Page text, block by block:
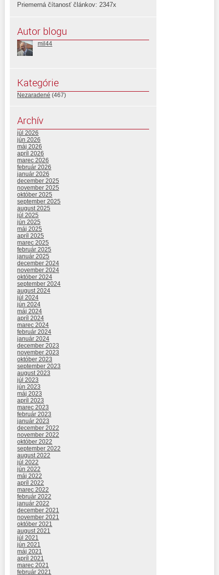
Priemerná čítanosť článkov: 2347x
Autor blogu
mil44
Kategórie
Nezaradené (467)
Archív
júl 2026
jún 2026
máj 2026
apríl 2026
marec 2026
február 2026
január 2026
december 2025
november 2025
október 2025
september 2025
august 2025
júl 2025
jún 2025
máj 2025
apríl 2025
marec 2025
február 2025
január 2025
december 2024
november 2024
október 2024
september 2024
august 2024
júl 2024
jún 2024
máj 2024
apríl 2024
marec 2024
február 2024
január 2024
december 2023
november 2023
október 2023
september 2023
august 2023
júl 2023
jún 2023
máj 2023
apríl 2023
marec 2023
február 2023
január 2023
december 2022
november 2022
október 2022
september 2022
august 2022
júl 2022
jún 2022
máj 2022
apríl 2022
marec 2022
február 2022
január 2022
december 2021
november 2021
október 2021
august 2021
júl 2021
jún 2021
máj 2021
apríl 2021
marec 2021
február 2021